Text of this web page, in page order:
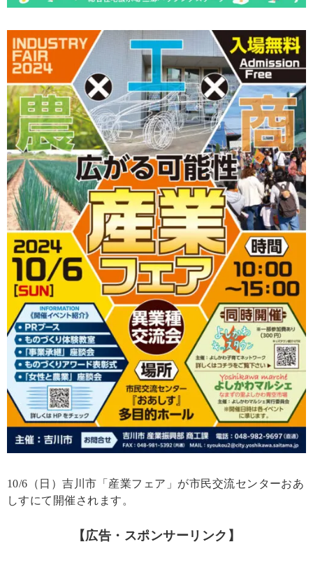
10/6（日）吉川市「産業フェア」が市民交流センターおあ
しすにて開催されます。
【広告・スポンサーリンク】